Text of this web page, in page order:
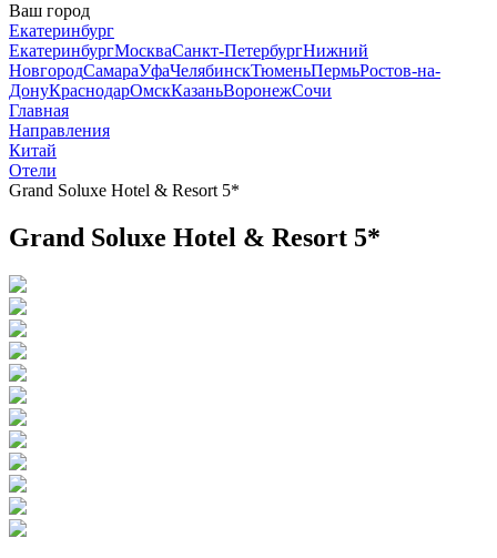
Ваш город
Екатеринбург
ЕкатеринбургМоскваСанкт-ПетербургНижний
НовгородСамараУфаЧелябинскТюменьПермьРостов-на-
ДонуКраснодарОмскКазаньВоронежСочи
Главная
Направления
Китай
Отели
Grand Soluxe Hotel & Resort 5*
Grand Soluxe Hotel & Resort 5*